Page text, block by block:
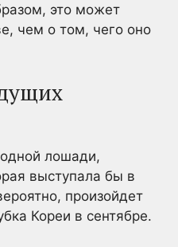
это может
чем о том, чего оно
лошади,
выступала бы в
произойдет
Кореи в сентябре.